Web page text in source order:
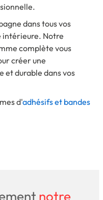
dans tous vos
intérieure. Notre
complète vous
créer une
et durable dans vos
d'adhésifs et bandes
notre